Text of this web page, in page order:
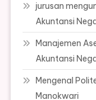
jurusan
Akuntansi
Manajemen
Akuntansi
Mengenal
Manokwari